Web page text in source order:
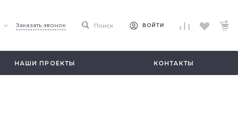
Заказать звонок Поиск ВОЙТИ
НАШИ ПРОЕКТЫ КОНТАКТЫ